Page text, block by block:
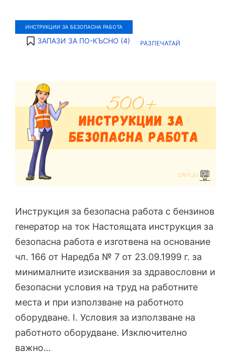
ИНСТРУКЦИИ ЗА БЕЗОПАСНА РАБОТА
ЗАПАЗИ ЗА ПО-КЪСНО (4) РАЗПЕЧАТАЙ
Инструкция за безопасна работа с бензинов
генератор на ток Настоящата инструкция за
безопасна работа е изготвена на основание
чл. 166 от Наредба № 7 от 23.09.1999 г. за
минималните изисквания за здравословни и
безопасни условия на труд на работните
места и при използване на работното
оборудване. I. Условия за използване на
работното оборудване. Изключително
важно…